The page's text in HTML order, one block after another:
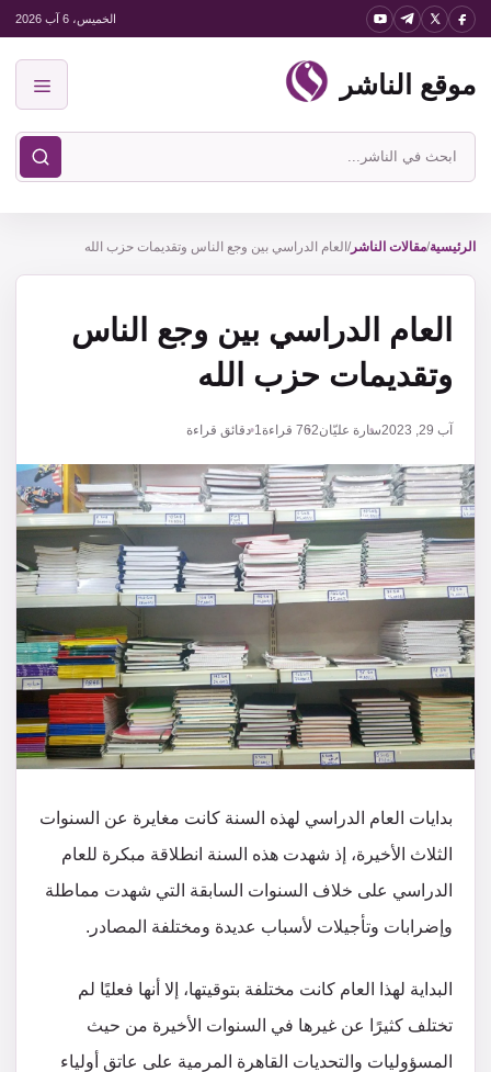
انتقل
المحتوى
الخميس، 6 آب 2026
موقع الناشر
ابحث
في
الناشر
الرئيسية/مقالات الناشر/ العام الدراسي بين وجع الناس وتقديمات حزب الله
العام الدراسي بين وجع الناس
وتقديمات حزب الله
آب 29, 2023 سارة عليّان762 قراءة1 دقائق قراءة
بدايات العام الدراسي لهذه السنة كانت مغايرة عن السنوات
الثلاث الأخيرة، إذ شهدت هذه السنة انطلاقة مبكرة للعام
الدراسي على خلاف السنوات السابقة التي شهدت مماطلة
وإضرابات وتأجيلات لأسباب عديدة ومختلفة المصادر.
البداية لهذا العام كانت مختلفة بتوقيتها، إلا أنها فعليًا لم
تختلف كثيرًا عن غيرها في السنوات الأخيرة من حيث
المسؤوليات والتحديات القاهرة المرمية على عاتق أولياء